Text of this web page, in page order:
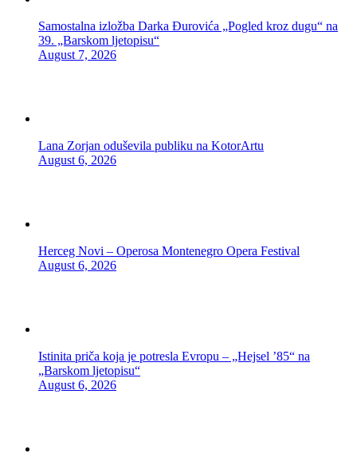
Samostalna izložba Darka Đurovića „Pogled kroz dugu“ na
39. „Barskom ljetopisu“
August 7, 2026
Lana Zorjan oduševila publiku na KotorArtu
August 6, 2026
Herceg Novi – Operosa Montenegro Opera Festival
August 6, 2026
Istinita priča koja je potresla Evropu – „Hejsel ’85“ na
„Barskom ljetopisu“
August 6, 2026